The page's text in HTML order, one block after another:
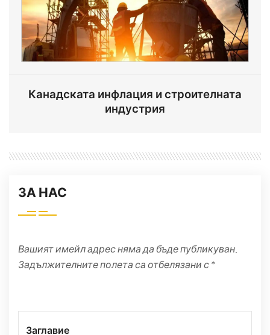
Канадската инфлация и строителната
индустрия
ЗА НАС
Вашият имейл адрес няма да бъде публикуван.
Задължителните полета са отбелязани с *